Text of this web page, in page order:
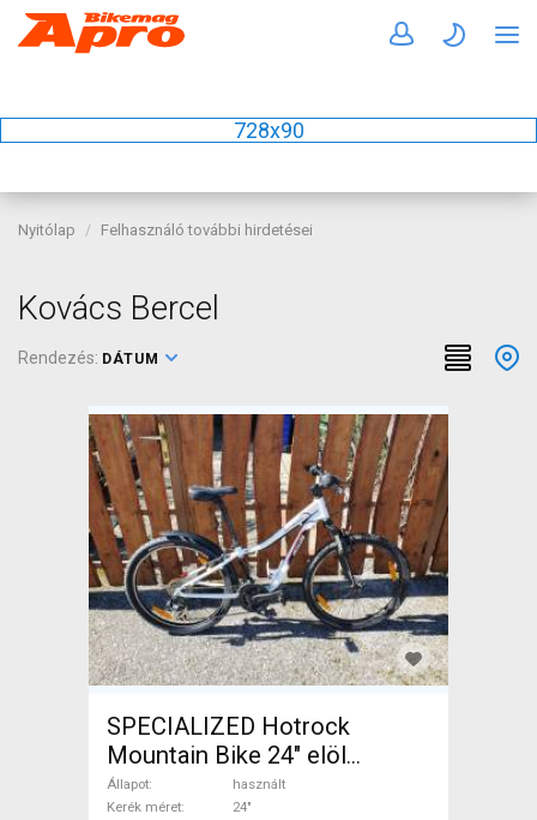
728x90
Nyitólap Felhasználó további hirdetései
Kovács Bercel
Rendezés: DÁTUM
SPECIALIZED Hotrock
Mountain Bike 24" elöl
teleszkópos használt ELADÓ
Állapot
használt
Kerék méret
24"